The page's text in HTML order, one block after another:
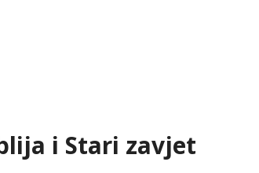
i Stari zavjet